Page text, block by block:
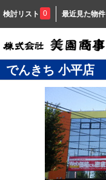
検討リスト 0 最近見た物件
でんきち 小平店